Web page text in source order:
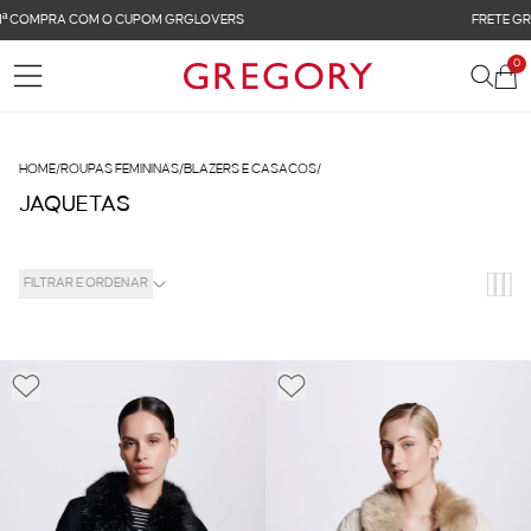
FRETE GRÁTIS NAS COMPRAS ACIMA DE R$ 899
0
HOME/ROUPAS FEMININAS/BLAZERS E CASACOS/
JAQUETAS
FILTRAR E ORDENAR